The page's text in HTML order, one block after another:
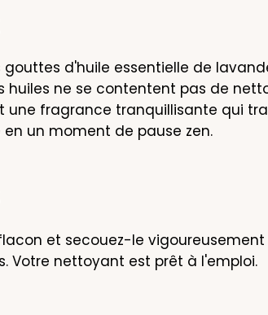
gouttes d'huile essentielle de
huiles ne se contentent pas de
une fragrance tranquillisante qui
un moment de pause zen.
et secouez-le
Votre nettoyant est prêt à l'emploi.